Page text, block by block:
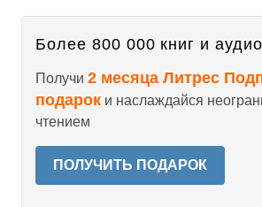
Более 800 000 книг и
Получи 2 месяца Литрес
подарок и наслаждайся
чтением
ПОЛУЧИТЬ ПОДАРОК